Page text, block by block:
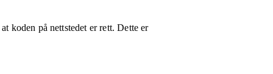
koden på nettstedet er rett. Dette er